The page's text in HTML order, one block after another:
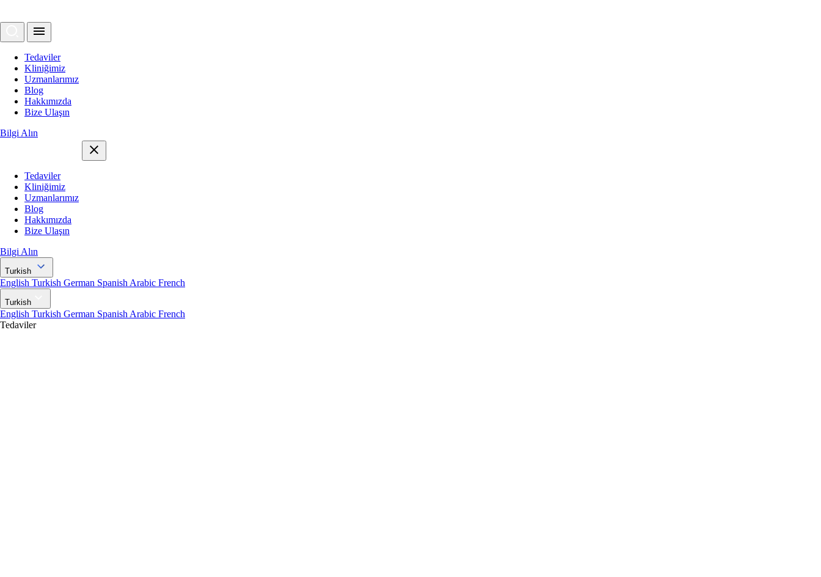
Tedaviler
Kliniğimiz
Uzmanlarımız
Blog
Hakkımızda
Bize Ulaşın
Bilgi Alın
Tedaviler
Kliniğimiz
Uzmanlarımız
Blog
Hakkımızda
Bize Ulaşın
Bilgi Alın
Turkish
English Turkish German Spanish Arabic French
Turkish
English Turkish German Spanish Arabic French
Tedaviler